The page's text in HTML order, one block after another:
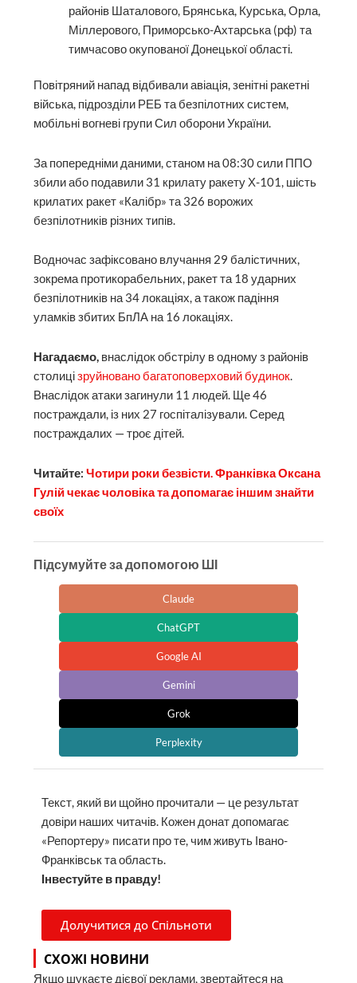
районів Шаталового, Брянська, Курська, Орла,
Міллерового, Приморсько-Ахтарська (рф) та
тимчасово окупованої Донецької області.
Повітряний напад відбивали авіація, зенітні ракетні
війська, підрозділи РЕБ та безпілотних систем,
мобільні вогневі групи Сил оборони України.
За попередніми даними, станом на 08:30 сили ППО
збили або подавили 31 крилату ракету Х-101, шість
крилатих ракет «Калібр» та 326 ворожих
безпілотників різних типів.
Водночас зафіксовано влучання 29 балістичних,
зокрема протикорабельних, ракет та 18 ударних
безпілотників на 34 локаціях, а також падіння
уламків збитих БпЛА на 16 локаціях.
Нагадаємо, внаслідок обстрілу в одному з районів
столицізруйновано багатоповерховий будинок.
Внаслідок атаки загинули 11 людей. Ще 46
постраждали, із них 27 госпіталізували. Серед
постраждалих — троє дітей.
Читайте:Чотири роки безвісти. Франківка Оксана
Гулій чекає чоловіка та допомагає іншим знайти
своїх
Підсумуйте за допомогою ШІ
Claude
ChatGPT
Google AI
Gemini
Grok
Perplexity
Текст, який ви щойно прочитали — це результат
довіри наших читачів. Кожен донат допомагає
«Репортеру» писати про те, чим живуть Івано-
Франківськ та область.
Інвестуйте в правду!
Долучитися до Спільноти
СХОЖІ НОВИНИ
Якщо шукаєте дієвої реклами, звертайтеся на